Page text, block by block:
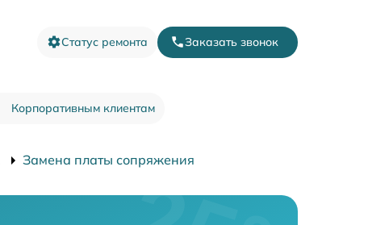
Статус ремонта Заказать звонок
Корпоративным клиентам
Замена платы сопряжения